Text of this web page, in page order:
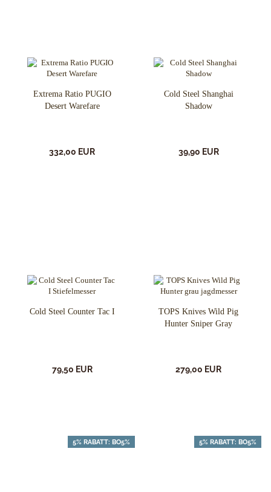
Extrema Ratio PUGIO
Desert Warefare
332,00 EUR
Cold Steel Shanghai
Shadow
39,90 EUR
Cold Steel Counter Tac I
79,50 EUR
TOPS Knives Wild Pig
Hunter Sniper Gray
279,00 EUR
5% RABATT: BO5% 5% RABATT: BO5%